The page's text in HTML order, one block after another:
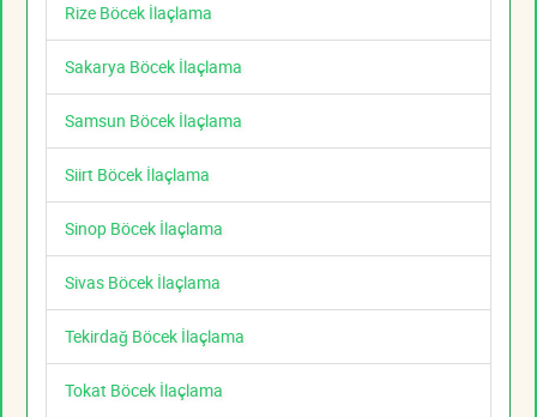
Rize Böcek İlaçlama
Sakarya Böcek İlaçlama
Samsun Böcek İlaçlama
Siirt Böcek İlaçlama
Sinop Böcek İlaçlama
Sivas Böcek İlaçlama
Tekirdağ Böcek İlaçlama
Tokat Böcek İlaçlama